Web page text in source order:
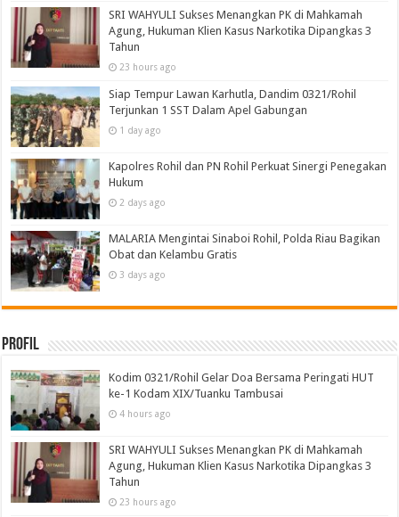
SRI WAHYULI Sukses Menangkan PK di Mahkamah
Agung, Hukuman Klien Kasus Narkotika Dipangkas 3
Tahun
23 hours ago
Siap Tempur Lawan Karhutla, Dandim 0321/Rohil
Terjunkan 1 SST Dalam Apel Gabungan
1 day ago
Kapolres Rohil dan PN Rohil Perkuat Sinergi Penegakan
Hukum
2 days ago
MALARIA Mengintai Sinaboi Rohil, Polda Riau Bagikan
Obat dan Kelambu Gratis
3 days ago
Profil
Kodim 0321/Rohil Gelar Doa Bersama Peringati HUT
ke-1 Kodam XIX/Tuanku Tambusai
4 hours ago
SRI WAHYULI Sukses Menangkan PK di Mahkamah
Agung, Hukuman Klien Kasus Narkotika Dipangkas 3
Tahun
23 hours ago